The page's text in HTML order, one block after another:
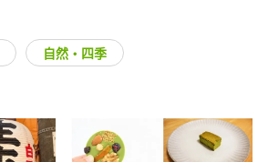
自然・四季